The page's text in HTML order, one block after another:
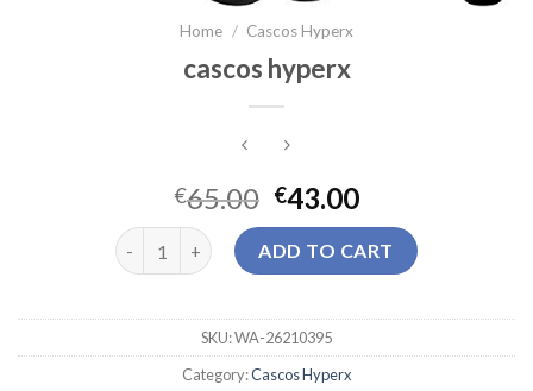
Home / Cascos Hyperx
cascos hyperx
€65.00 €43.00
cascos hyperx quantityADD TO CART
SKU:WA-26210395
Category:Cascos Hyperx